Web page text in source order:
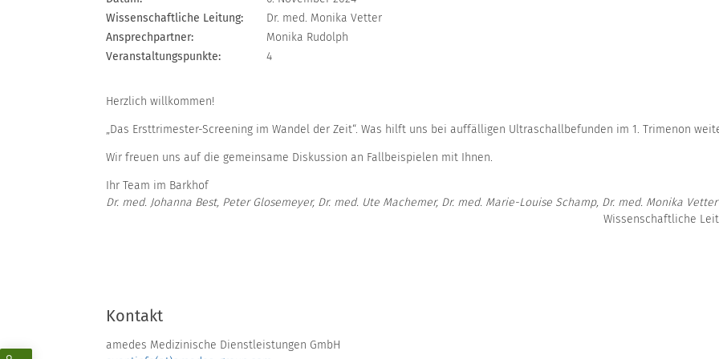
Wissenschaftliche Leitung:
Dr. med. Monika Vetter
Ansprechpartner:
Monika Rudolph
Veranstaltungspunkte:
4
Herzlich willkommen!
„Das Ersttrimester-Screening im Wandel der Zeit“. Was hilft uns bei auffälligen Ultraschallbefunden im 1. Trimenon
Wir freuen uns auf die gemeinsame Diskussion an Fallbeispielen mit Ihnen.
Ihr Team im Barkhof
Dr. med. Johanna Best, Peter Glosemeyer, Dr. med. Ute Machemer, Dr. med. Marie-Louise Schamp, Dr. med. Monika Vetter
Wissenschaftliche
Kontakt
amedes Medizinische Dienstleistungen GmbH